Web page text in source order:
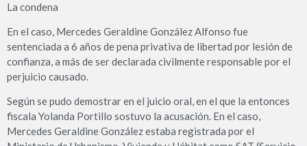
La condena
En el caso, Mercedes Geraldine González Alfonso fue
sentenciada a 6 años de pena privativa de libertad por lesión de
confianza, a más de ser declarada civilmente responsable por el
perjuicio causado.
Según se pudo demostrar en el juicio oral, en el que la entonces
fiscala Yolanda Portillo sostuvo la acusación. En el caso,
Mercedes Geraldine González estaba registrada por el